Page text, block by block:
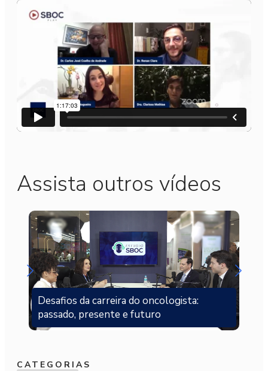
Assista outros vídeos
Desafios da carreira do oncologista:
passado, presente e futuro
CATEGORIAS